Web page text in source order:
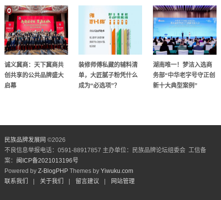
诚义冀商：天下冀商共
创共享的公共品牌盛大
启幕
装修师傅私藏的辅料清
单，大匠腻子粉凭什么
成为“必选项”？
湖南唯一！梦洁入选商
务部“中华老字号守正创
新十大典型案例”
民族品牌发展网 ©2026
不良信息举报电话：0591-88917857 主办单位：民族品牌论坛组委会 工信备
案： 闽ICP备2021013196号
Powered by Z-BlogPHPThemes by Yiwuku.com
联系我们
关于我们 留言建议 网站管理